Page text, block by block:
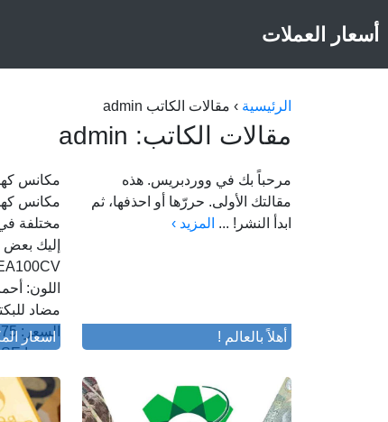
أسعار العملات
الرئيسية › مقالات الكاتب admin
مقالات الكاتب: admin
مرحباً بك في ووردبريس. هذه
مقالتك الأولى. حررّها أو احذفها، ثم
ابدأ النشر! ... المزيد ›
أهلاً بالعالم !
مكانس
مكانس
إليك بعض
اللون:
مضاد
1600
مزودة ...
اسعار